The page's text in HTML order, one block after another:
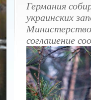
Германия
украинских
соглашение